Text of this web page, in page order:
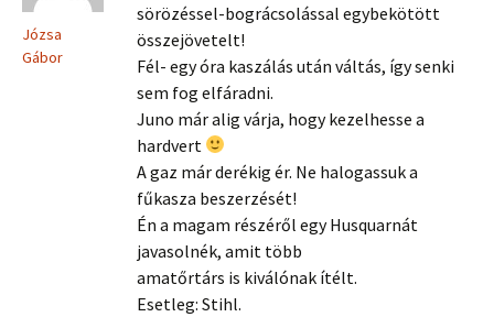
Józsa
Gábor
sörözéssel-bográcsolással egybekötött
összejövetelt!
Fél- egy óra kaszálás után váltás, így senki
sem fog elfáradni.
Juno már alig várja, hogy kezelhesse a
hardvert
A gaz már derékig ér. Ne halogassuk a
fűkasza beszerzését!
Én a magam részéről egy Husquarnát
javasolnék, amit több
amatőrtárs is kiválónak ítélt.
Esetleg: Stihl.